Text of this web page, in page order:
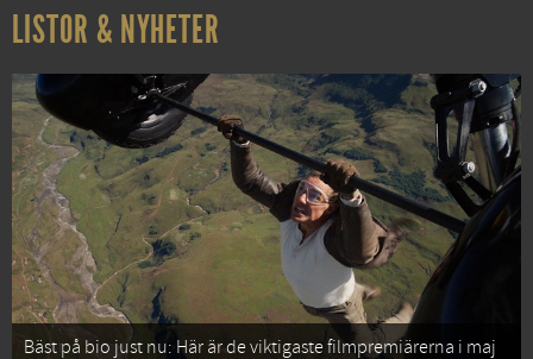
LISTOR & NYHETER
Bäst på bio just nu: Här är de viktigaste filmpremiärerna i maj